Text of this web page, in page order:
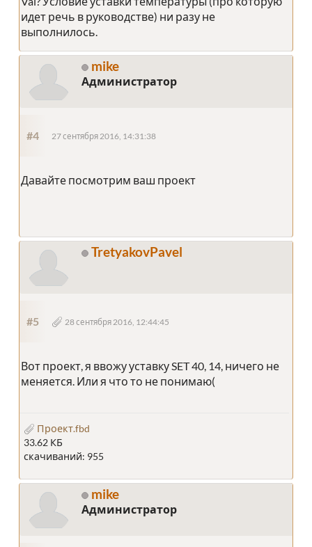
идет речь в руководстве) ни разу не
выполнилось.
mike
Администратор
#4 27 сентября 2016, 14:31:38
Давайте посмотрим ваш проект
TretyakovPavel
#5 28 сентября 2016, 12:44:45
Вот проект, я ввожу уставку SET 40, 14, ничего не
меняется. Или я что то не понимаю(
Проект.fbd
33.62 КБ
скачиваний: 955
mike
Администратор